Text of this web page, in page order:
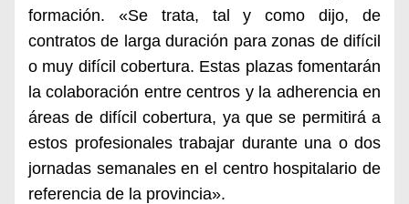
formación. «Se trata, tal y como dijo, de
contratos de larga duración para zonas de difícil
o muy difícil cobertura. Estas plazas fomentarán
la colaboración entre centros y la adherencia en
áreas de difícil cobertura, ya que se permitirá a
estos profesionales trabajar durante una o dos
jornadas semanales en el centro hospitalario de
referencia de la provincia».